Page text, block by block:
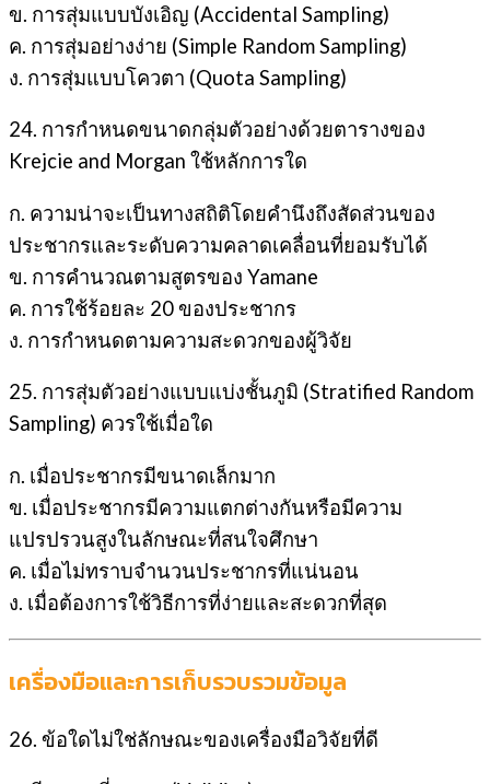
ข. การสุ่มแบบบังเอิญ (Accidental Sampling)
ค. การสุ่มอย่างง่าย (Simple Random Sampling)
ง. การสุ่มแบบโควตา (Quota Sampling)
24. การกำหนดขนาดกลุ่มตัวอย่างด้วยตารางของ
Krejcie and Morgan ใช้หลักการใด
ก. ความน่าจะเป็นทางสถิติโดยคำนึงถึงสัดส่วนของ
ประชากรและระดับความคลาดเคลื่อนที่ยอมรับได้
ข. การคำนวณตามสูตรของ Yamane
ค. การใช้ร้อยละ 20 ของประชากร
ง. การกำหนดตามความสะดวกของผู้วิจัย
25. การสุ่มตัวอย่างแบบแบ่งชั้นภูมิ (Stratified Random
Sampling) ควรใช้เมื่อใด
ก. เมื่อประชากรมีขนาดเล็กมาก
ข. เมื่อประชากรมีความแตกต่างกันหรือมีความ
แปรปรวนสูงในลักษณะที่สนใจศึกษา
ค. เมื่อไม่ทราบจำนวนประชากรที่แน่นอน
ง. เมื่อต้องการใช้วิธีการที่ง่ายและสะดวกที่สุด
เครื่องมือและการเก็บรวบรวมข้อมูล
26. ข้อใดไม่ใช่ลักษณะของเครื่องมือวิจัยที่ดี